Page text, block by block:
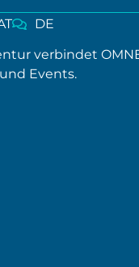
DE
verbindet
Events.